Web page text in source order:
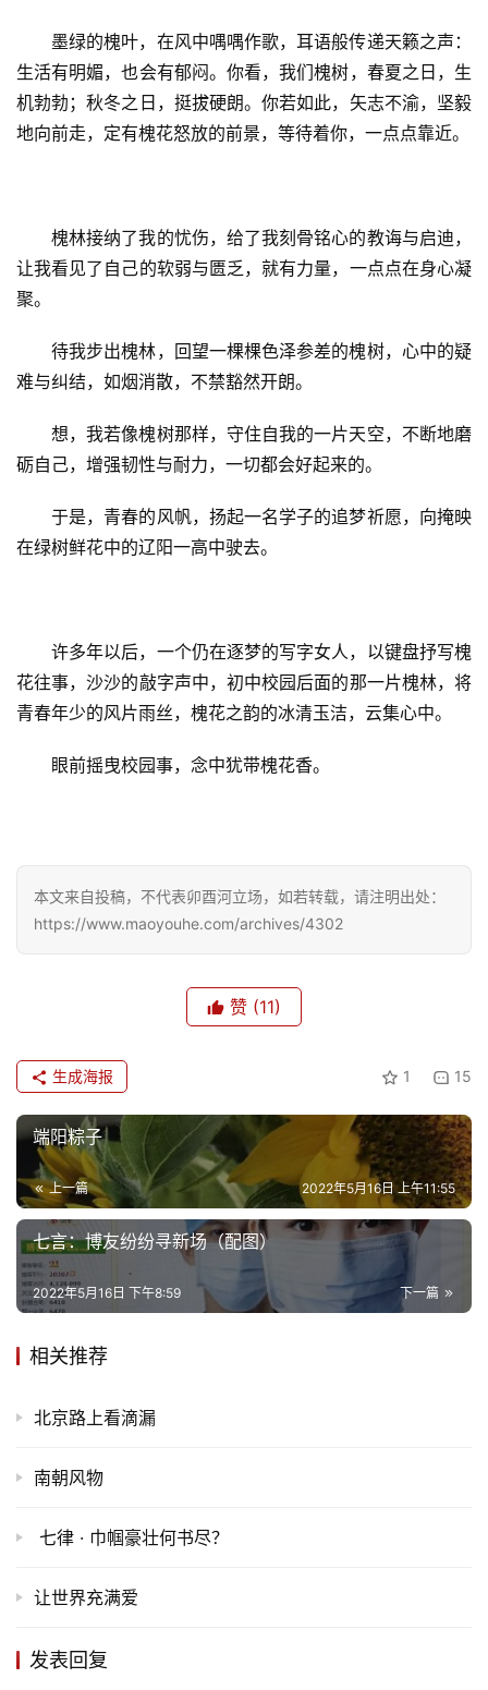
感
旅
娱
专
更
墨绿的槐叶，在风中喁喁作歌，耳语般传递天籁之声：
生活有明媚，也会有郁闷。你看，我们槐树，春夏之日，生
机勃勃；秋冬之日，挺拔硬朗。你若如此，矢志不渝，坚毅
地向前走，定有槐花怒放的前景，等待着你，一点点靠近。
槐林接纳了我的忧伤，给了我刻骨铭心的教诲与启迪，
让我看见了自己的软弱与匮乏，就有力量，一点点在身心凝
聚。
待我步出槐林，回望一棵棵色泽参差的槐树，心中的疑
难与纠结，如烟消散，不禁豁然开朗。
想，我若像槐树那样，守住自我的一片天空，不断地磨
砺自己，增强韧性与耐力，一切都会好起来的。
于是，青春的风帆，扬起一名学子的追梦祈愿，向掩映
在绿树鲜花中的辽阳一高中驶去。
许多年以后，一个仍在逐梦的写字女人，以键盘抒写槐
花往事，沙沙的敲字声中，初中校园后面的那一片槐林，将
青春年少的风片雨丝，槐花之韵的冰清玉洁，云集心中。
眼前摇曳校园事，念中犹带槐花香。
本文来自投稿，不代表卯酉河立场，如若转载，请注明出处：
https://www.maoyouhe.com/archives/4302
赞 (11)
1 15
生成海报
端阳粽子
上一篇 2022年5月16日 上午11:55
七言：博友纷纷寻新场（配图）
下一篇
2022年5月16日 下午8:59
相关推荐
北京路上看滴漏
南朝风物
七律 · 巾帼豪壮何书尽？
让世界充满爱
发表回复